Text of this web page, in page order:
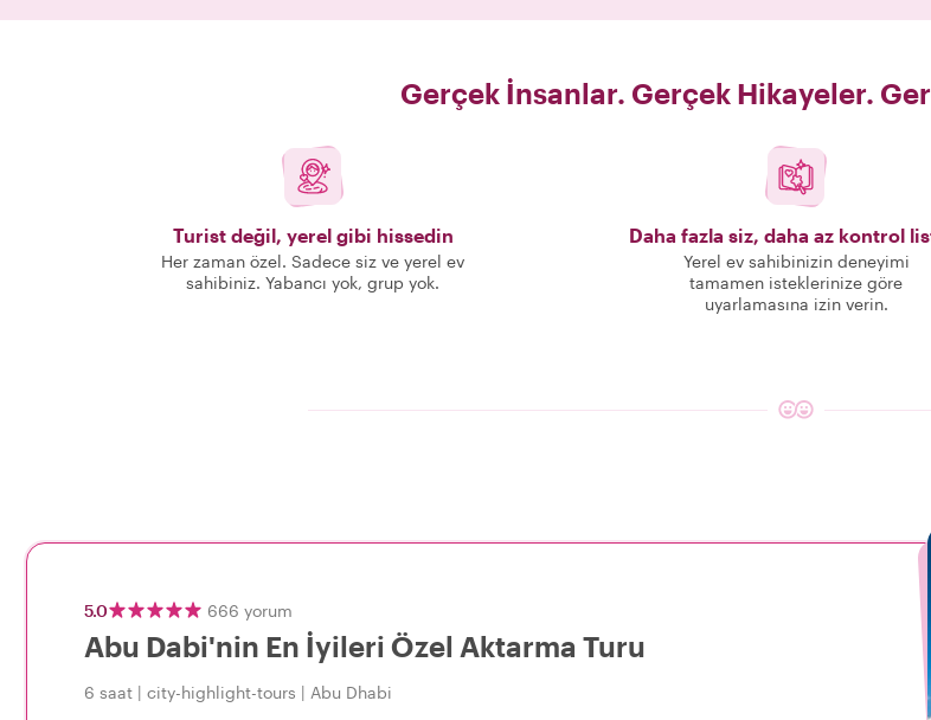
Gerçek İnsanlar. Gerçek Hikayeler.
Turist değil, yerel gibi hissedin
Her zaman özel. Sadece siz ve yerel ev
sahibiniz. Yabancı yok, grup yok.
Daha fazla siz, daha az kontrol
Yerel ev sahibinizin deneyimi
tamamen isteklerinize göre
uyarlamasına izin verin.
5.0 666 yorum
Abu Dabi'nin En İyileri Özel Aktarma Turu
6 saat | city-highlight-tours | Abu Dhabi